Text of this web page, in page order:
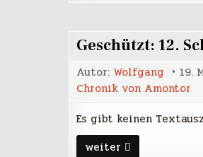
Geschützt: 12.
Autor: Wolfgang
19.
Chronik von Amontor
Es gibt keinen
weiter Geschützt: